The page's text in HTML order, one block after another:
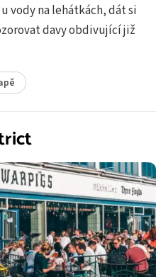
vody na lehátkách, dát si
davy obdivující již